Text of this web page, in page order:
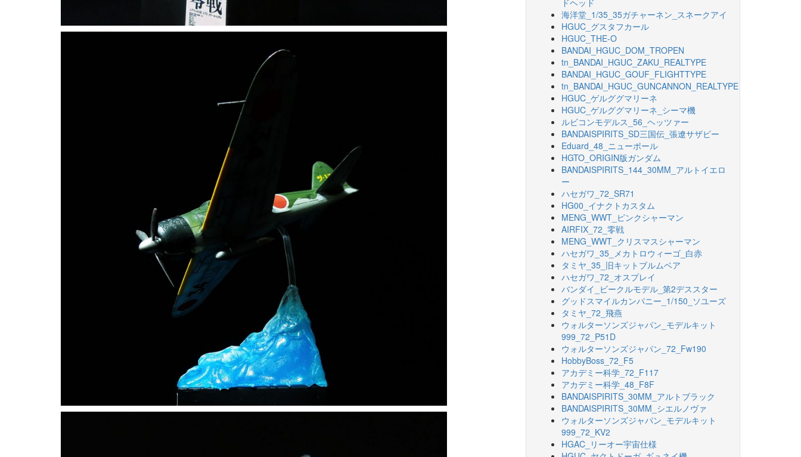
ドヘッド
海洋堂_1/35_35ガチャーネン_スネークアイ
HGUC_グスタフカール
HGUC_THE-O
BANDAI_HGUC_DOM_TROPEN
tn_BANDAI_HGUC_ZAKU_REALTYPE
BANDAI_HGUC_GOUF_FLIGHTTYPE
tn_BANDAI_HGUC_GUNCANNON_REALTYPE
HGUC_ゲルググマリーネ
HGUC_ゲルググマリーネ_シーマ機
ルビコンモデルス_56_ヘッツァー
BANDAISPIRITS_SD三国伝_張遼サザビー
Eduard_48_ニューポール
HGTO_ORIGIN版ガンダム
BANDAISPIRITS_144_30MM_アルトイエロ
ー
ハセガワ_72_SR71
HG00_イナクトカスタム
MENG_WWT_ピンクシャーマン
AIRFIX_72_零戦
MENG_WWT_クリスマスシャーマン
ハセガワ_35_メカトロウィーゴ_白赤
タミヤ_35_旧キットブルムベア
ハセガワ_72_オスプレイ
バンダイ_ビークルモデル_第2デススター
グッドスマイルカンパニー_1/150_ソユーズ
タミヤ_72_飛燕
ウォルターソンズジャパン_モデルキット
999_72_P51D
ウォルターソンズジャパン_72_Fw190
HobbyBoss_72_F5
アカデミー科学_72_F117
アカデミー科学_48_F8F
BANDAISPIRITS_30MM_アルトブラック
BANDAISPIRITS_30MM_シエルノヴァ
ウォルターソンズジャパン_モデルキット
999_72_KV2
HGAC_リーオー宇宙仕様